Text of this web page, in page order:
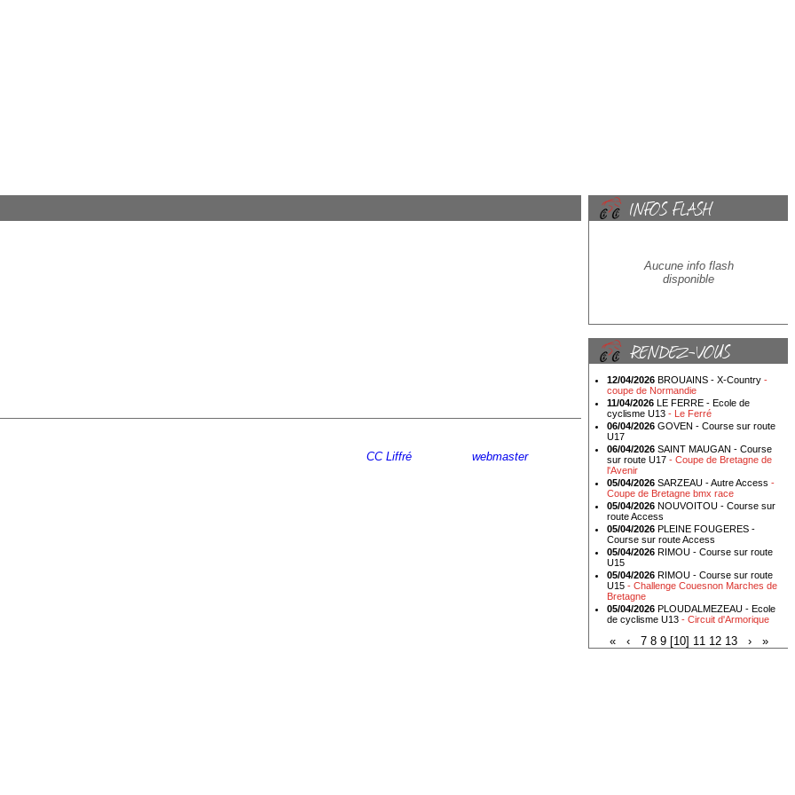
Aucune info flash
disponible
12/04/2026 BROUAINS - X-Country -
coupe de Normandie
11/04/2026 LE FERRE - Ecole de
cyclisme U13 - Le Ferré
06/04/2026 GOVEN - Course sur route
U17
06/04/2026 SAINT MAUGAN - Course
sur route U17 - Coupe de Bretagne de
l'Avenir
05/04/2026 SARZEAU - Autre Access -
Coupe de Bretagne bmx race
05/04/2026 NOUVOITOU - Course sur
route Access
05/04/2026 PLEINE FOUGERES -
Course sur route Access
05/04/2026 RIMOU - Course sur route
U15
05/04/2026 RIMOU - Course sur route
U15 - Challenge Couesnon Marches de
Bretagne
05/04/2026 PLOUDALMEZEAU - Ecole
de cyclisme U13 - Circuit d'Armorique
« ‹ 7 8 9 [10] 11 12 13 › »
CC Liffré webmaster